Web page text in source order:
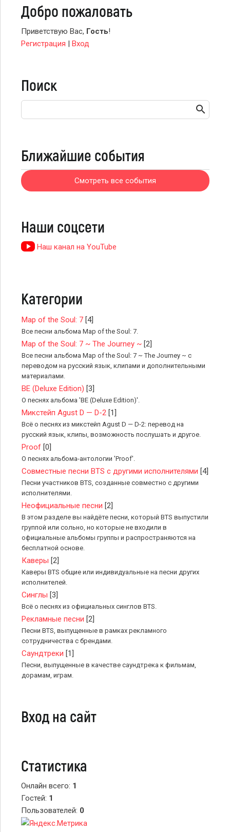
Добро пожаловать
Приветствую Вас, Гость!
Регистрация | Вход
Поиск
Ближайшие события
Смотреть все события
Наши соцсети
Наш канал на YouTube
Категории
Map of the Soul: 7 [4]
Все песни альбома Map of the Soul: 7.
Map of the Soul: 7 ~ The Journey ~ [2]
Все песни альбома Map of the Soul: 7 ~ The Journey ~ с
переводом на русский язык, клипами и дополнительными
материалами.
BE (Deluxe Edition) [3]
О песнях альбома 'BE (Deluxe Edition)'.
Микстейп Agust D — D-2 [1]
Всё о песнях из микстейп Agust D — D-2: перевод на
русский язык, клипы, возможность послушать и другое.
Proof [0]
О песнях альбома-антологии 'Proof'.
Совместные песни BTS с другими исполнителями [4]
Песни участников BTS, созданные совместно с другими
исполнителями.
Неофициальные песни [2]
В этом разделе вы найдёте песни, который BTS выпустили
группой или сольно, но которые не входили в
официальные альбомы группы и распространяются на
бесплатной основе.
Каверы [2]
Каверы BTS общие или индивидуальные на песни других
исполнителей.
Синглы [3]
Всё о песнях из официальных синглов BTS.
Рекламные песни [2]
Песни BTS, выпущенные в рамках рекламного
сотрудничества с брендами.
Саундтреки [1]
Песни, выпущенные в качестве саундтрека к фильмам,
дорамам, играм.
Вход на сайт
Статистика
Онлайн всего: 1
Гостей: 1
Пользователей: 0